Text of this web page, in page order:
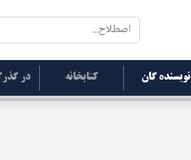
نویسنده گان کتابخانه در